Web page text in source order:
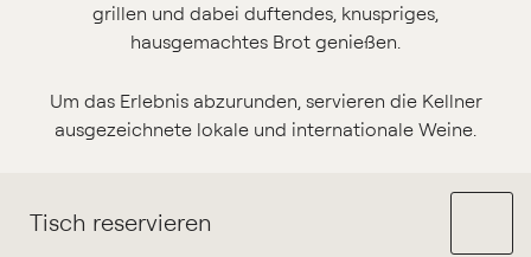
grillen und dabei duftendes, knuspriges,
hausgemachtes Brot genießen.
Um das Erlebnis abzurunden, servieren die Kellner
ausgezeichnete lokale und internationale Weine.
Tisch reservieren